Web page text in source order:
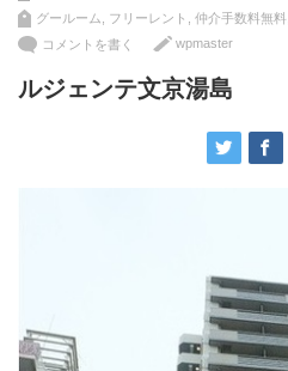
グールーム
フリーレント 仲介手数料無料
コメントを書く
wpmaster
ルジェンテ文京湯島